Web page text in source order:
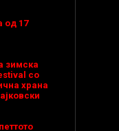
од 17
зимска
со
храна